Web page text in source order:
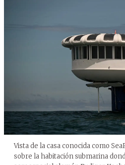
Vista de la casa conocida como
sobre la habitación submarina